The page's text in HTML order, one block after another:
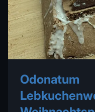
Odonatum